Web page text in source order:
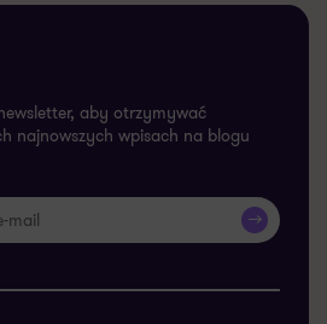
aby otrzymywać
najnowszych wpisach na blogu
>>